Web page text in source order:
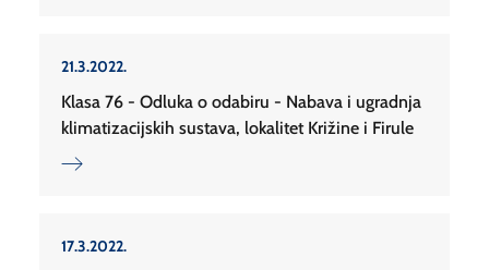
21.3.2022.
Klasa 76 - Odluka o odabiru - Nabava i ugradnja
klimatizacijskih sustava, lokalitet Križine i Firule
17.3.2022.